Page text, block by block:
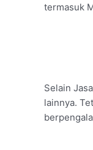
termasuk
Selain
lainnya.